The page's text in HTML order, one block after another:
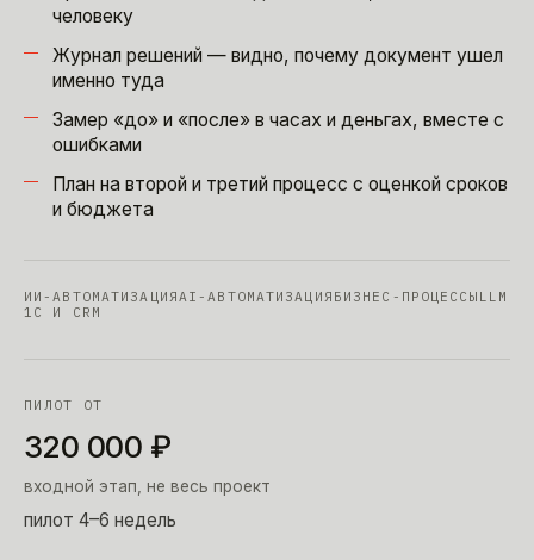
человеку
Журнал решений — видно, почему документ ушел
именно туда
Замер «до» и «после» в часах и деньгах, вместе с
ошибками
План на второй и третий процесс с оценкой сроков
и бюджета
ИИ-АВТОМАТИЗАЦИЯAI-АВТОМАТИЗАЦИЯ БИЗНЕС-ПРОЦЕССЫ LLM
1С И CRM
ПИЛОТ ОТ
320 000 ₽
входной этап, не весь проект
пилот 4–6 недель